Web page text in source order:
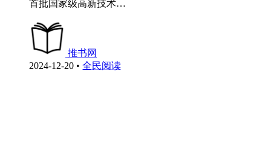
首批国家级高新技术…
推书网
2024-12-20 • 全民阅读